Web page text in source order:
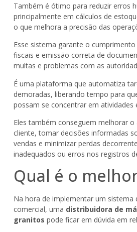
Também é ótimo para reduzir erros
principalmente em cálculos de
o que melhora a precisão das
Esse sistema garante o
fiscais e emissão correta de
multas e problemas com as
É uma plataforma que automatiza
demoradas, liberando tempo para
possam se concentrar em atividades
Eles também conseguem melhorar
cliente, tomar decisões informadas
vendas e minimizar perdas
inadequados ou erros nos registros
Qual é o
Na hora de implementar um sistema
comercial, uma distribuidora de
granitos pode ficar em dúvida em